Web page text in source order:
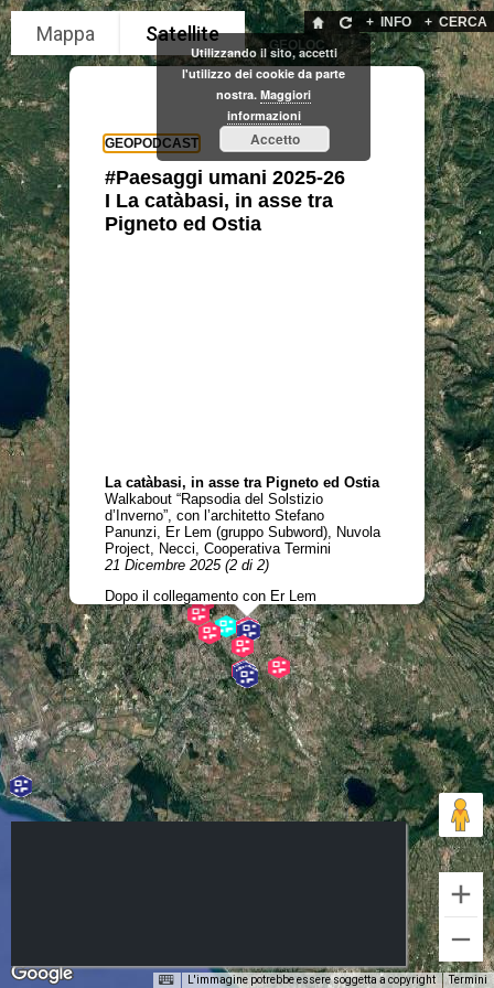
+ CERCA
+ INFO
GEOLOC
Utilizzando il sito, accetti
l'utilizzo dei cookie da parte
nostra. Maggiori
informazioni
Accetto